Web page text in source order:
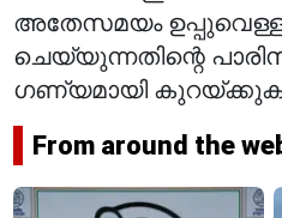
അതേസമയം ഉപ്പുവെള്ളം
ചെയ്യുന്നതിന്റെ
ഗണ്യമായി
From around the